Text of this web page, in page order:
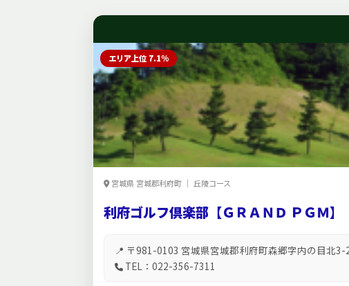
エリア上位 7.1%
宮城県 宮城郡利府町 ｜ 丘陵コース
利府ゴルフ倶楽部【ＧＲＡＮＤ ＰＧＭ】
📍 〒981-0103 宮城県宮城郡利府町森郷字内の目北3-
TEL：022-356-7311